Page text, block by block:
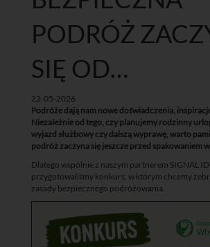
PODRÓŻ
SIĘ OD…
22-05-2026
Podróże dają nam nowe doświadczenia,
Niezależnie od tego, czy planujemy rodzinny
wyjazd służbowy czy dalszą wyprawę, warto
podróż zaczyna się jeszcze przed spakowaniem
Dlatego wspólnie z naszym partnerem SIGNAL
przygotowaliśmy konkurs, w którym chcemy
zasady bezpiecznego podróżowania.